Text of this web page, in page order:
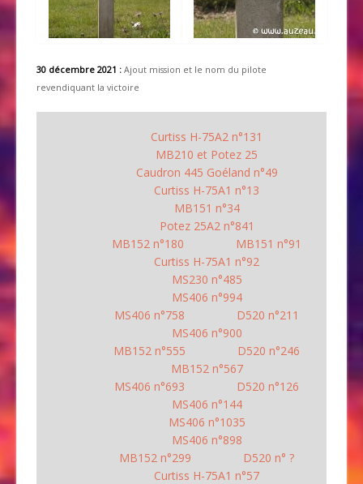
30 décembre 2021 : Ajout mission et le nom du pilote
revendiquant la victoire
Curtiss H-75A2 n°131
MB210 et Potez 25
Caudron 445 Goéland n°49
Curtiss H-75A1 n°13
MB151 n°34
Potez 25A2 n°841
MB152 n°180
MB151 n°91
Curtiss H-75A1 n°92
MS230 n°485
MS406 n°994
MS406 n°758
D520 n°211
MS406 n°900
MB152 n°555
D520 n°246
MB152 n°567
MS406 n°693
D520 n°126
MS406 n°144
MS406 n°1035
MS406 n°898
MB152 n°299
D520 n° ?
Curtiss H-75A1 n°57